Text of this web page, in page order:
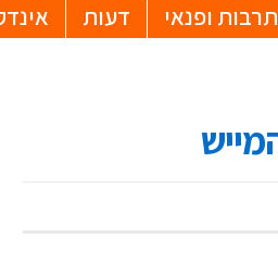
תרבות ופנאי דעות